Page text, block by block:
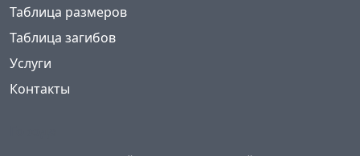
Таблица размеров
Таблица загибов
Услуги
Контакты